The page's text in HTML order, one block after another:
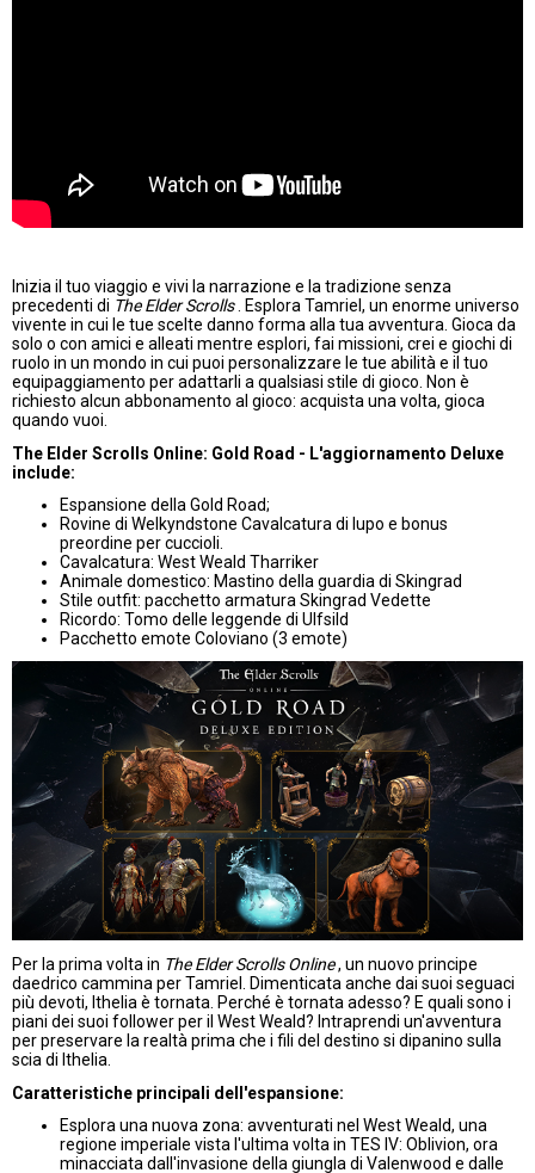
Inizia il tuo viaggio e vivi la narrazione e la tradizione senza
precedenti di The Elder Scrolls. Esplora Tamriel, un enorme universo
vivente in cui le tue scelte danno forma alla tua avventura. Gioca da
solo o con amici e alleati mentre esplori, fai missioni, crei e giochi di
ruolo in un mondo in cui puoi personalizzare le tue abilità e il tuo
equipaggiamento per adattarli a qualsiasi stile di gioco. Non è
richiesto alcun abbonamento al gioco: acquista una volta, gioca
quando vuoi.
The Elder Scrolls Online: Gold Road - L'aggiornamento Deluxe
include:
Espansione della Gold Road;
Rovine di Welkyndstone Cavalcatura di lupo e bonus
preordine per cuccioli.
Cavalcatura: West Weald Tharriker
Animale domestico: Mastino della guardia di Skingrad
Stile outfit: pacchetto armatura Skingrad Vedette
Ricordo: Tomo delle leggende di Ulfsild
Pacchetto emote Coloviano (3 emote)
Per la prima volta in The Elder Scrolls Online, un nuovo principe
daedrico cammina per Tamriel. Dimenticata anche dai suoi seguaci
più devoti, Ithelia è tornata. Perché è tornata adesso? E quali sono i
piani dei suoi follower per il West Weald? Intraprendi un'avventura
per preservare la realtà prima che i fili del destino si dipanino sulla
scia di Ithelia.
Caratteristiche principali dell'espansione:
Esplora una nuova zona: avventurati nel West Weald, una
regione imperiale vista l'ultima volta in TES IV: Oblivion, ora
minacciata dall'invasione della giungla di Valenwood e dalle